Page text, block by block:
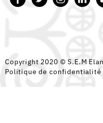
Copyright 2020 © S.E.M
Politique de confidentialité